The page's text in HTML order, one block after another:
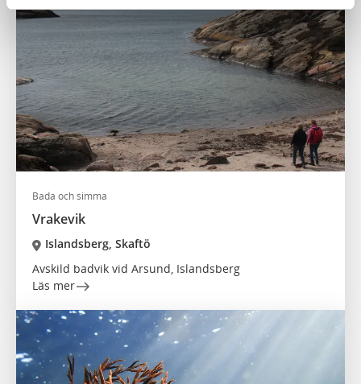
Bada och simma
Vrakevik
Islandsberg, Skaftö
Avskild badvik vid Arsund, Islandsberg
Läs mer